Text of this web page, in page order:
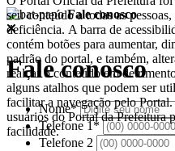
Fale conosco
Fale conosco
Nome*
Telefone 1*
Telefone 2
seu conteúdo a todas as
deficiência. A barra de
contém botões para aumentar,
padrão do portal, e também,
realçar o conteúdo em
alguns atalhos que podem ser
facilitar a navegação pelo
usuários do Portal da Prefeitura
facilidade.